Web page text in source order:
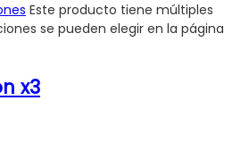
Este producto tiene múltiples
se pueden elegir en la página
x3